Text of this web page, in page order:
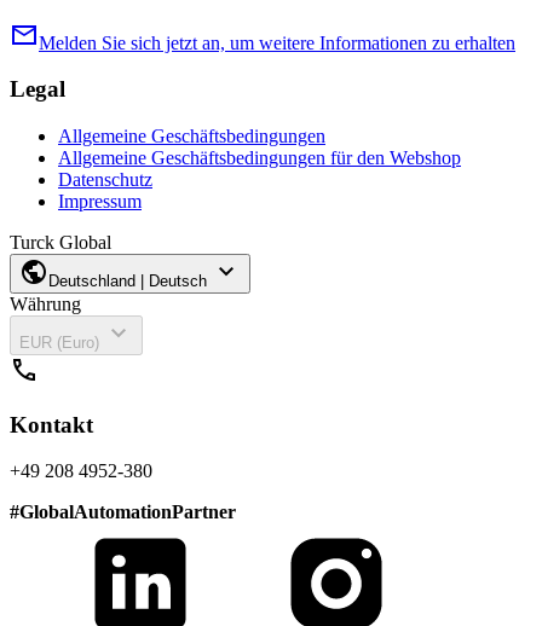
mailMelden Sie sich jetzt an, um weitere Informationen zu erhalten
Legal
Allgemeine Geschäftsbedingungen
Allgemeine Geschäftsbedingungen für den Webshop
Datenschutz
Impressum
Turck Global
public Deutschland | Deutsch expand_more
Währung
EUR (Euro)
expand_more
call
Kontakt
+49 208 4952-380
#GlobalAutomationPartner